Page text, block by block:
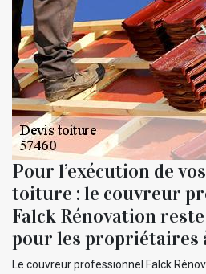
Pour l’exécution de
toiture : le couvreur
Falck Rénovation
pour les propriétaires
Le couvreur professionnel Falck